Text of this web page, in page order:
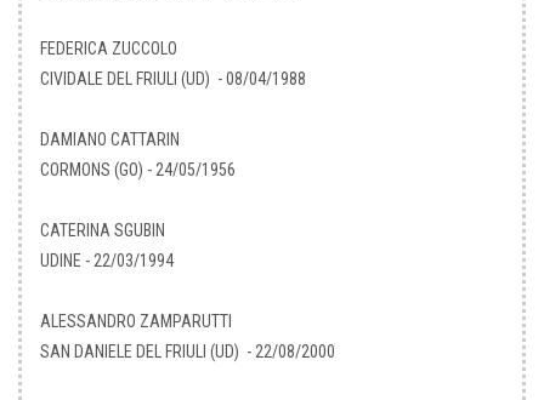
FEDERICA ZUCCOLO
CIVIDALE DEL FRIULI (UD) - 08/04/1988
DAMIANO CATTARIN
CORMONS (GO) - 24/05/1956
CATERINA SGUBIN
UDINE - 22/03/1994
ALESSANDRO ZAMPARUTTI
SAN DANIELE DEL FRIULI (UD) - 22/08/2000